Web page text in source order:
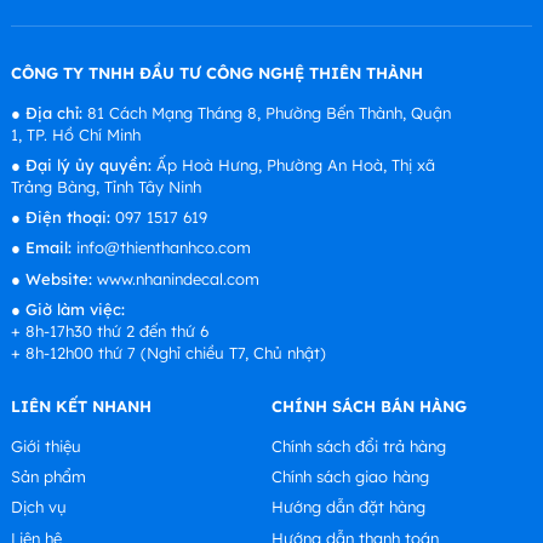
CÔNG TY TNHH ĐẦU TƯ CÔNG NGHỆ THIÊN THÀNH
● Địa chỉ:81 Cách Mạng Tháng 8, Phường Bến Thành, Quận
1, TP. Hồ Chí Minh
● Đại lý ủy quyền:Ấp Hoà Hưng, Phường An Hoà, Thị xã
Trảng Bàng, Tỉnh Tây Ninh
● Điện thoại: 097 1517 619
● Email: info@thienthanhco.com
● Website:www.nhanindecal.com
● Giờ làm việc:
+ 8h-17h30 thứ 2 đến thứ 6
+ 8h-12h00 thứ 7 (Nghỉ chiều T7, Chủ nhật)
LIÊN KẾT NHANH
Giới thiệu
Sản phẩm
Dịch vụ
Liên hệ
CHÍNH SÁCH BÁN HÀNG
Chính sách đổi trả hàng
Chính sách giao hàng
Hướng dẫn đặt hàng
Hướng dẫn thanh toán